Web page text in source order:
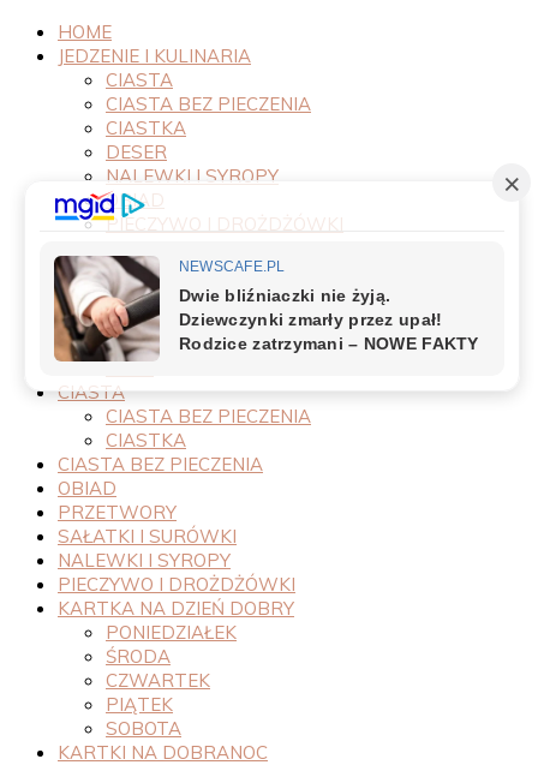
HOME
JEDZENIE I KULINARIA
CIASTA
CIASTA BEZ PIECZENIA
CIASTKA
DESER
NALEWKI I SYROPY
OBIAD
PIECZYWO I DROŻDŻÓWKI
PRZEPISY
PRZETWORY
PRZYSTAWKI
SAŁATKI I SURÓWKI
SOSY
CIASTA
CIASTA BEZ PIECZENIA
CIASTKA
CIASTA BEZ PIECZENIA
OBIAD
PRZETWORY
SAŁATKI I SURÓWKI
NALEWKI I SYROPY
PIECZYWO I DROŻDŻÓWKI
KARTKA NA DZIEŃ DOBRY
PONIEDZIAŁEK
ŚRODA
CZWARTEK
PIĄTEK
SOBOTA
KARTKI NA DOBRANOC